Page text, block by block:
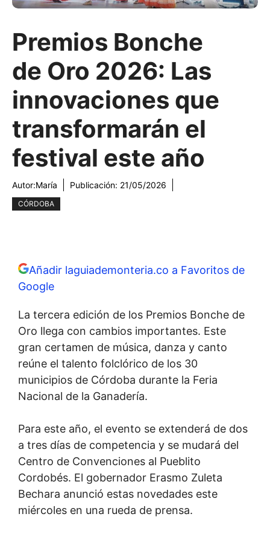
Premios Bonche
de Oro 2026: Las
innovaciones que
transformarán el
festival este año
Autor:María Publicación: 21/05/2026
CÓRDOBA
Añadir laguiademonteria.co a Favoritos de
Google
La tercera edición de los Premios Bonche de
Oro llega con cambios importantes. Este
gran certamen de música, danza y canto
reúne el talento folclórico de los 30
municipios de Córdoba durante la Feria
Nacional de la Ganadería.
Para este año, el evento se extenderá de dos
a tres días de competencia y se mudará del
Centro de Convenciones al Pueblito
Cordobés. El gobernador Erasmo Zuleta
Bechara anunció estas novedades este
miércoles en una rueda de prensa.